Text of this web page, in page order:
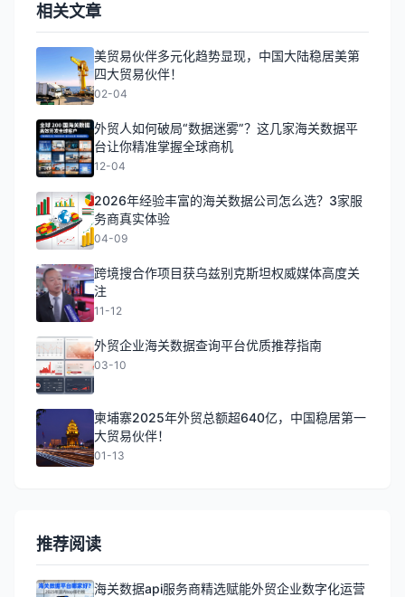
相关文章
美贸易伙伴多元化趋势显现，中国大陆稳居美第
四大贸易伙伴！
02-04
外贸人如何破局“数据迷雾”？这几家海关数据平
台让你精准掌握全球商机
12-04
2026年经验丰富的海关数据公司怎么选？3家服
务商真实体验
04-09
跨境搜合作项目获乌兹别克斯坦权威媒体高度关
注
11-12
外贸企业海关数据查询平台优质推荐指南
03-10
柬埔寨2025年外贸总额超640亿，中国稳居第一
大贸易伙伴！
01-13
推荐阅读
海关数据api服务商精选赋能外贸企业数字化运营